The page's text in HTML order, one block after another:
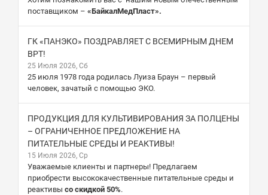
поставщиком – «БайкалМедПласт».
ГК «ПАНЭКО» ПОЗДРАВЛЯЕТ С ВСЕМИРНЫМ ДНЕМ
ВРТ!
25 Июля 2026, Сб
25 июля 1978 года родилась Луиза Браун – первый
человек, зачатый с помощью ЭКО.
ПРОДУКЦИЯ ДЛЯ КУЛЬТИВИРОВАНИЯ ЗА ПОЛЦЕНЫ
– ОГРАНИЧЕННОЕ ПРЕДЛОЖЕНИЕ НА
ПИТАТЕЛЬНЫЕ СРЕДЫ И РЕАКТИВЫ!
15 Июля 2026, Ср
Уважаемые клиенты и партнеры! Предлагаем
приобрести высококачественные питательные среды и
реактивы со скидкой 50%.